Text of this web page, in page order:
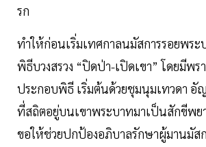
รก
ทำให้ก่อนเริ่มเทศกาลนมัสการรอยพระ
พิธีบวงสรวง “ปิดป่า-เปิดเขา” โดยมีพ
ประกอบพิธี เริ่มต้นด้วยชุมนุมเทวดา
ที่สถิตอยู่บนเขาพระบาทมาเป็นสักขีพยา
ขอให้ช่วยปกป้องอภิบาลรักษาผู้มานมัส